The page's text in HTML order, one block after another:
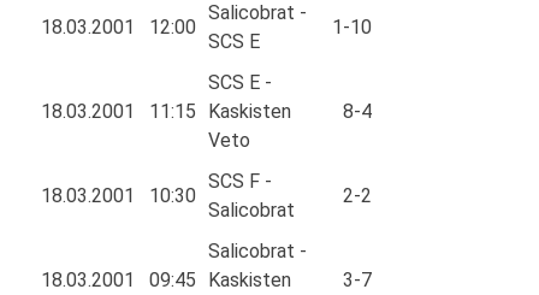
18.03.2001 12:00
Salicobrat -
SCS E
1-10
18.03.2001 11:15
SCS E -
Kaskisten
Veto
8-4
18.03.2001 10:30
SCS F -
Salicobrat
2-2
18.03.2001 09:45
Salicobrat -
Kaskisten
3-7